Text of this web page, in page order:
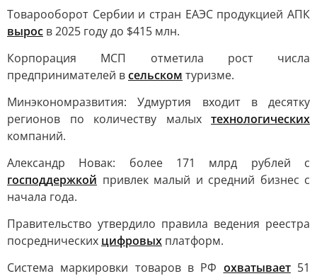
Товарооборот Сербии и стран ЕАЭС продукцией АПК
вырос в 2025 году до $415 млн.
Корпорация МСП отметила рост числа
предпринимателей всельском туризме.
Минэкономразвития: Удмуртия входит в десятку
регионов по количеству малых технологических
компаний.
Александр Новак: более 171 млрд рублей с
господдержкой привлек малый и средний бизнес с
начала года.
Правительство утвердило правила ведения реестра
посреднических цифровых платформ.
Система маркировки товаров в РФ охватывает51